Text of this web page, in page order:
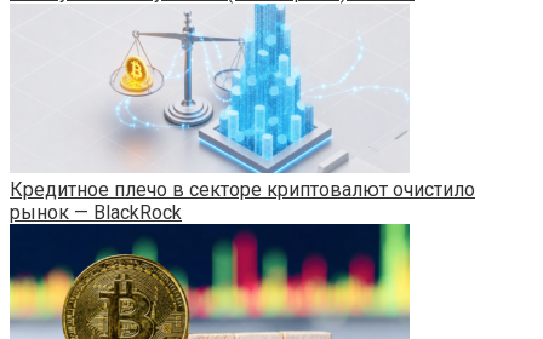
Кредитное плечо в секторе криптовалют очистило
рынок — BlackRock